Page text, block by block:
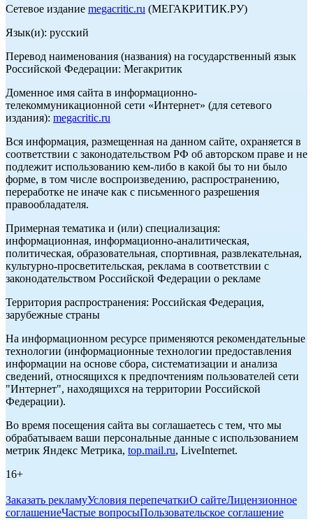
Сетевое издание megacritic.ru (МЕГАКРИТИК.РУ)
Язык(и): русский
Перевод наименования (названия) на государственный язык
Российской Федерации: Мегакритик
Доменное имя сайта в информационно-
телекоммуникационной сети «Интернет» (для сетевого
издания): megacritic.ru
Вся информация, размещенная на данном сайте, охраняется в
соответствии с законодательством РФ об авторском праве и не
подлежит использованию кем-либо в какой бы то ни было
форме, в том числе воспроизведению, распространению,
переработке не иначе как с письменного разрешения
правообладателя.
Примерная тематика и (или) специализация:
информационная, информационно-аналитическая,
политическая, образовательная, спортивная, развлекательная,
культурно-просветительская, реклама в соответствии с
законодательством Российской Федерации о рекламе
Территория распространения: Российская Федерация,
зарубежные страны
На информационном ресурсе применяются рекомендательные
технологии (информационные технологии предоставления
информации на основе сбора, систематизации и анализа
сведений, относящихся к предпочтениям пользователей сети
"Интернет", находящихся на территории Российской
Федерации).
Во время посещения сайта вы соглашаетесь с тем, что мы
обрабатываем ваши персональные данные с использованием
метрик Яндекс Метрика, top.mail.ru, LiveInternet.
16+
Заказать рекламуУсловия перепечаткиО сайтеЛицензионное
соглашениеЧастые вопросыПользовательское соглашение